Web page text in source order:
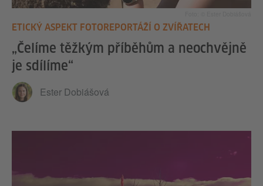
ETICKÝ ASPEKT FOTOREPORTÁŽÍ O ZVÍŘATECH
„Čelíme těžkým příběhům a neochvějně
je sdílíme“
Ester Dobiášová